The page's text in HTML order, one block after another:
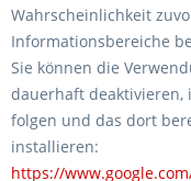
Wahrscheinlichkeit
Informationsbereiche
Sie können die
dauerhaft deaktivieren,
folgen und das dort
installieren:
https://